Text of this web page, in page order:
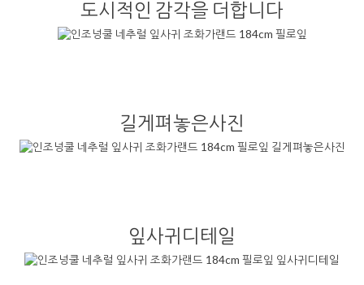
도시적인 감각을 더합니다
길게펴놓은사진
잎사귀디테일